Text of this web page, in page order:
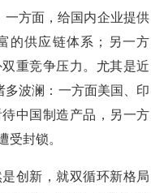
方面，给国内企业提供
的供应链体系；另一方
重竞争压力。尤其是近
多波澜：一方面美国、印
中国制造产品，另一方
受封锁。
创新，就双循环新格局